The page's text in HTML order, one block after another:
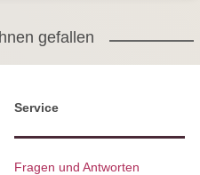
gefallen
Service
Fragen und Antworten